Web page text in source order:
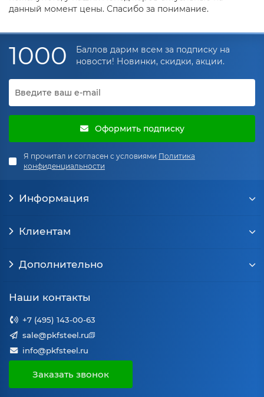
данный момент цены. Спасибо за понимание.
1000
Баллов дарим всем за подписку на
новости! Новинки, скидки, акции.
Оформить подписку
Я прочитал и согласен с условиями Политика
конфиденциальности
Информация
Клиентам
Дополнительно
Наши контакты
+7 (495) 143-00-63
sale@pkfsteel.ru
info@pkfsteel.ru
Заказать звонок